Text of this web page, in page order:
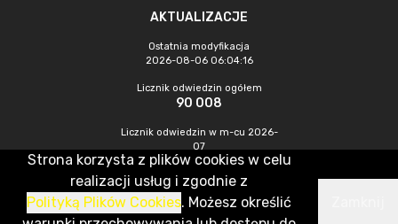
AKTUALIZACJE
Ostatnia modyfikacja
2026-08-06 06:04:16
Licznik odwiedzin ogółem
90 008
Licznik odwiedzin w m-cu 2026-
07
487
CMS & Hosting: Nefeni Sp. z o.o.
Strona korzysta z plików cookies w celu
realizacji usług i zgodnie z
Polityką Plików Cookies. Możesz określić